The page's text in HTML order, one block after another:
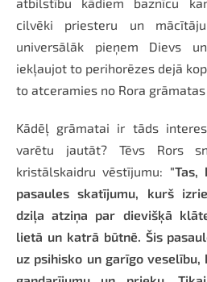
cilvēki priesteru un
universālāk pieņem Dievs
iekļaujot to perihorēzes dejā
to atceramies no Rora grāmatas
Kādēļ grāmatai ir tāds
varētu jautāt? Tēvs Rors
kristālskaidru vēstījumu: "Tas,
pasaules skatījumu, kurš
dziļa atziņa par dievišķā
lietā un katrā būtnē. Šis
uz psihisko un garīgo